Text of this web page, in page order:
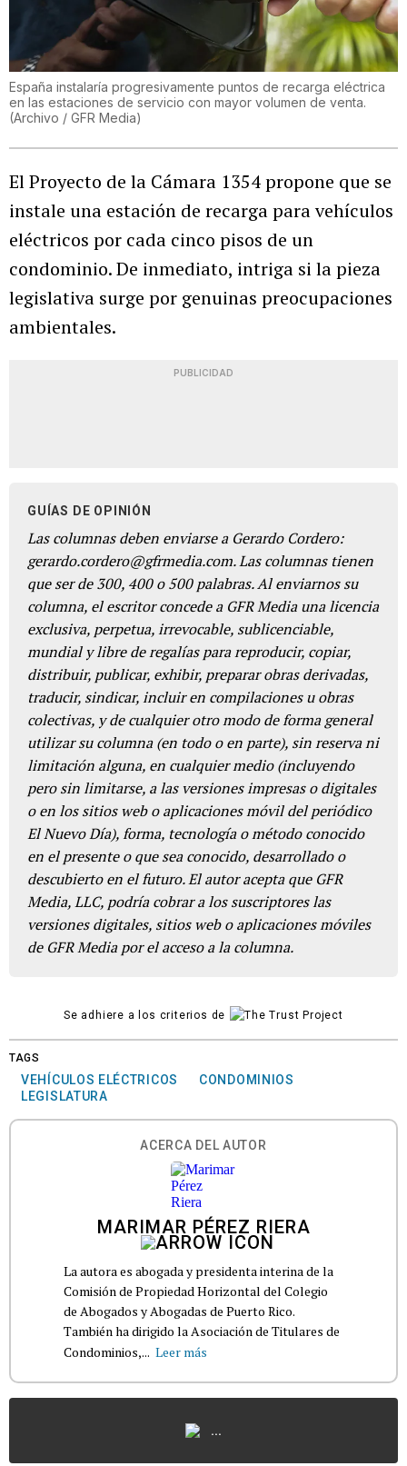
España instalaría progresivamente puntos de recarga eléctrica
en las estaciones de servicio con mayor volumen de venta.
(Archivo / GFR Media)
El Proyecto de la Cámara 1354 propone que se
instale una estación de recarga para vehículos
eléctricos por cada cinco pisos de un
condominio. De inmediato, intriga si la pieza
legislativa surge por genuinas preocupaciones
ambientales.
PUBLICIDAD
GUÍAS DE OPINIÓN
Las columnas deben enviarse a Gerardo Cordero:
gerardo.cordero@gfrmedia.com. Las columnas tienen
que ser de 300, 400 o 500 palabras. Al enviarnos su
columna, el escritor concede a GFR Media una licencia
exclusiva, perpetua, irrevocable, sublicenciable,
mundial y libre de regalías para reproducir, copiar,
distribuir, publicar, exhibir, preparar obras derivadas,
traducir, sindicar, incluir en compilaciones u obras
colectivas, y de cualquier otro modo de forma general
utilizar su columna (en todo o en parte), sin reserva ni
limitación alguna, en cualquier medio (incluyendo
pero sin limitarse, a las versiones impresas o digitales
o en los sitios web o aplicaciones móvil del periódico
El Nuevo Día), forma, tecnología o método conocido
en el presente o que sea conocido, desarrollado o
descubierto en el futuro. El autor acepta que GFR
Media, LLC, podría cobrar a los suscriptores las
versiones digitales, sitios web o aplicaciones móviles
de GFR Media por el acceso a la columna.
Se adhiere a los criterios de
TAGS
VEHÍCULOS ELÉCTRICOS
CONDOMINIOS
LEGISLATURA
ACERCA DEL AUTOR
MARIMAR PÉREZ RIERA
La autora es abogada y presidenta interina de la
Comisión de Propiedad Horizontal del Colegio
de Abogados y Abogadas de Puerto Rico.
También ha dirigido la Asociación de Titulares de
Condominios,... Leer más
...